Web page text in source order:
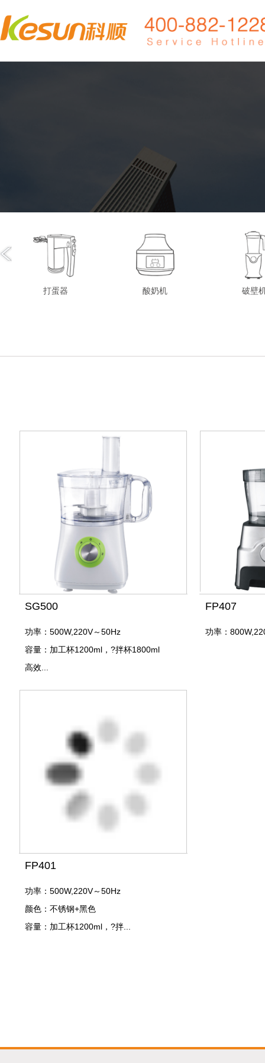
打蛋器 酸奶机 破壁
SG500
功率：500W,220V～50Hz
容量：加工杯1200ml，?拌杯1800ml
高效...
FP407
功率：
FP401
功率：500W,220V～50Hz
颜色：不锈钢+黑色
容量：加工杯1200ml，?拌...